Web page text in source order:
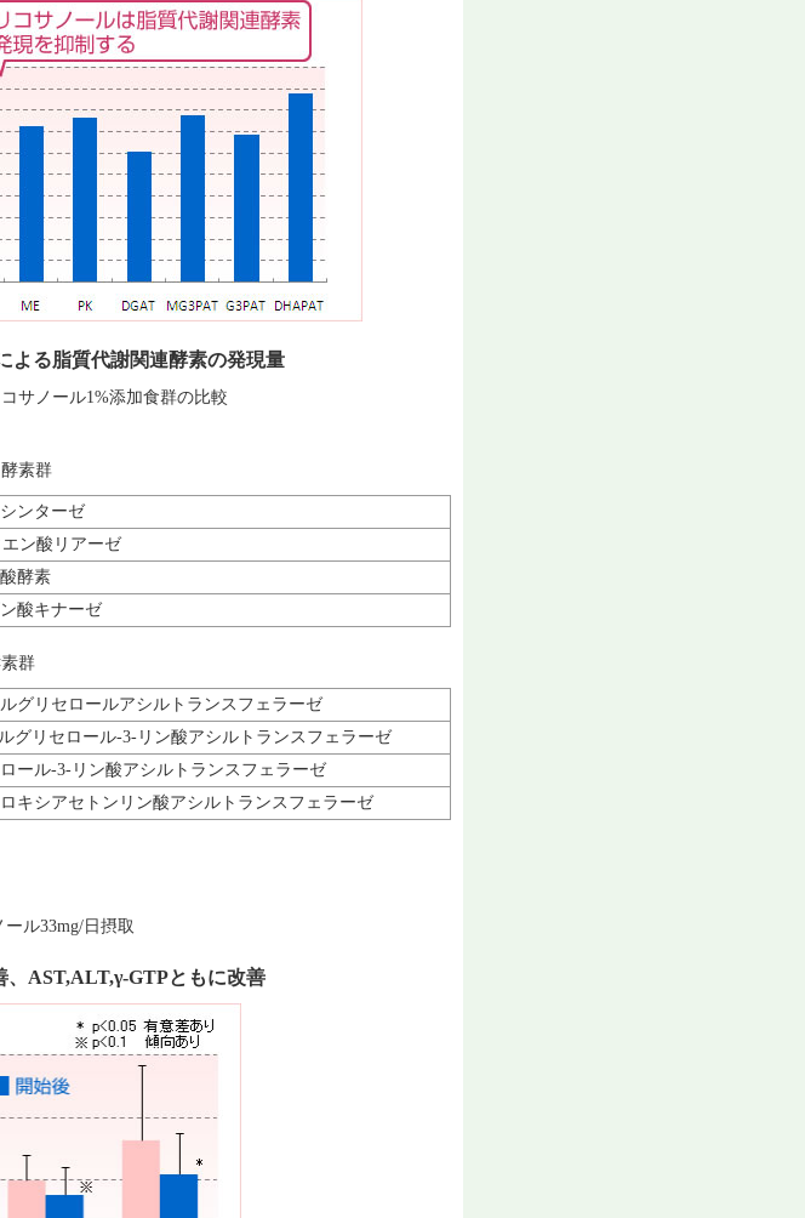
よる脂質代謝関連酵素の発現量
サノール1%添加食群の比較
素群
ンターゼ
エン酸リアーゼ
酵素
酸キナーゼ
群
グリセロールアシルトランスフェラーゼ
グリセロール-3-リン酸アシルトランスフェラーゼ
ール-3-リン酸アシルトランスフェラーゼ
キシアセトンリン酸アシルトランスフェラーゼ
ル33mg/日摂取
、AST,ALT,γ-GTPともに改善